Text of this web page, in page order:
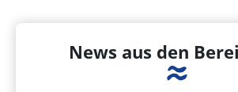
News aus den